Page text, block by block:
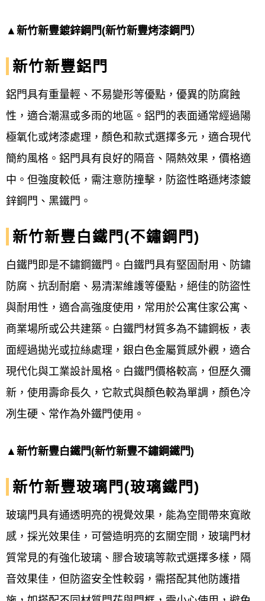
務請另洽詢)
公司行號保證專業師傅施工，資歷超過四十
加Line詢問規格
電話洽詢 0800-707-808
E-mail: win82015566@gmail.com
歡迎設計公司、飯店、商旅、房仲、相關業
各式鐵門，更多優惠請跟我們聯絡！
#鐵門#單玄關鐵門 #雙玄關鐵門 #子母門鐵門
鐵門專業客製化 #專業鐵門師傅施工 #鐵門
宅
急便 #安全強化玻璃 ##鐵門門片開合不順暢#
鐵門 門鎖故障# 鐵門門片變形# 鐵門 門框鬆脫
#鐵門門框歪斜#鐵門門片破損#
▲新竹新豐鍍鋅鋼門(新竹新豐烤漆鋼門）
新竹新豐鋁門
鋁門具有重量輕、不易變形等優點，優異的防腐蝕
性，適合潮濕或多雨的地區。鋁門的表面通常經過陽
極氧化或烤漆處理，顏色和款式選擇多元，適合現代
簡約風格。鋁門具有良好的隔音、隔熱效果，價格適
中。但強度較低，需注意防撞擊，防盜性略遜烤漆鍍
鋅鋼門、黑鐵門。
新竹新豐白鐵門(不鏽鋼門)
白鐵門即是不鏽鋼鐵門。白鐵門具有堅固耐用、防鏽
防腐、抗刮耐磨、易清潔維護等優點，絕佳的防盜性
與耐用性，適合高強度使用，常用於公寓住家公寓、
商業場所或公共建築。白鐵門材質多為不鏽鋼板，表
面經過拋光或拉絲處理，銀白色金屬質感外觀，適合
現代化與工業設計風格。白鐵門價格較高，但歷久彌
新，使用壽命長久，它款式與顏色較為單調，顏色冷
冽生硬、常作為外鐵門使用。
▲新竹新豐白鐵門(新竹新豐不鏽鋼鐵門)
新竹新豐玻璃門(玻璃鐵門)
玻璃門具有通透明亮的視覺效果，能為空間帶來寬敞
感，採光效果佳，可營造明亮的玄關空間，玻璃門材
質常見的有強化玻璃、膠合玻璃等款式選擇多樣，隔
音效果佳，但防盜安全性較弱，需搭配其他防護措